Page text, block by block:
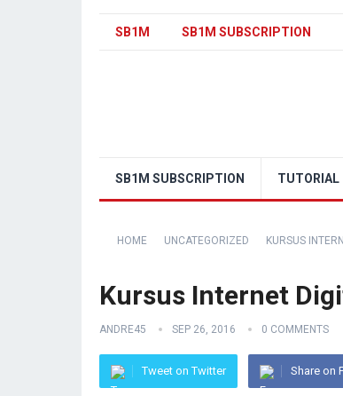
SB1M SB1M SUBSCRIPTION
SB1M SUBSCRIPTION TUTORIAL
HOME UNCATEGORIZED KURSUS
Kursus Internet
ANDRE45 SEP 26, 2016 0 COMMENTS
Tweet on Twitter Share on